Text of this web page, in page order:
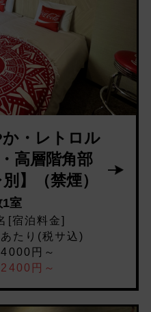
・レトロル
高層階角部
】（禁煙）
1室
[宿泊料金]
たり(税サ込)
円～
円～